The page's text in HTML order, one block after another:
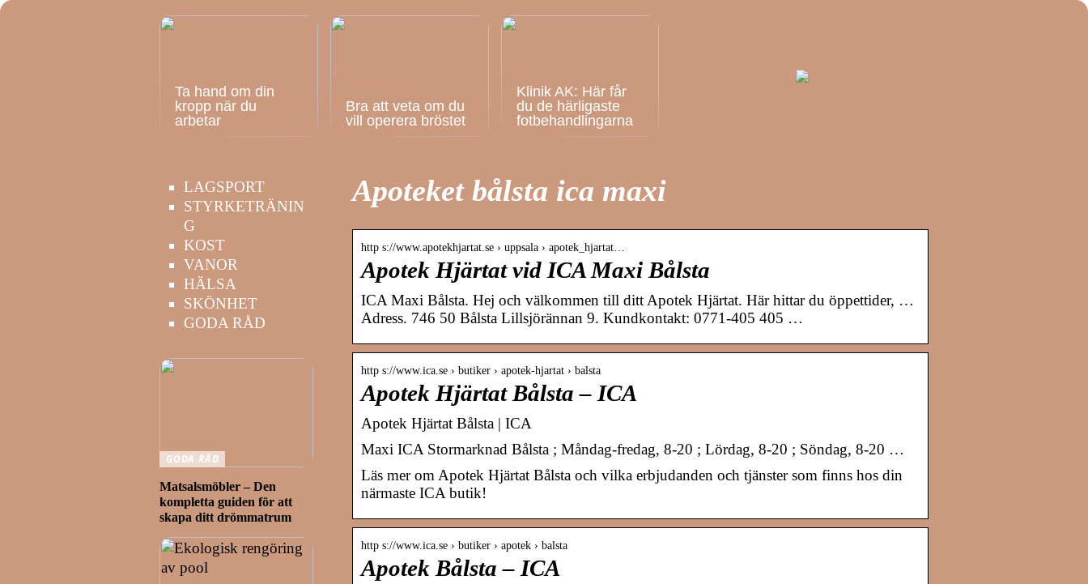
Ta hand om din
kropp när du
arbetar
Bra att veta om du
vill operera bröstet
Klinik AK: Här får
du de härligaste
fotbehandlingarna
Apoteket bålsta ica maxi
http s://www.apotekhjartat.se › uppsala › apotek_hjartat…
Apotek Hjärtat vid ICA Maxi Bålsta
ICA Maxi Bålsta. Hej och välkommen till ditt Apotek Hjärtat. Här hittar du öppettider, …
Adress. 746 50 Bålsta Lillsjörännan 9. Kundkontakt: 0771-405 405 …
http s://www.ica.se › butiker › apotek-hjartat › balsta
Apotek Hjärtat Bålsta – ICA
Apotek Hjärtat Bålsta | ICA
Maxi ICA Stormarknad Bålsta ; Måndag-fredag, 8-20 ; Lördag, 8-20 ; Söndag, 8-20 …
Läs mer om Apotek Hjärtat Bålsta och vilka erbjudanden och tjänster som finns hos din
närmaste ICA butik!
http s://www.ica.se › butiker › apotek › balsta
Apotek Bålsta – ICA
LAGSPORT
STYRKETRÄNIN
G
KOST
VANOR
HÄLSA
SKÖNHET
GODA RÅD
GODA RÅD
Matsalsmöbler – Den
kompletta guiden för att
skapa ditt drömmatrum